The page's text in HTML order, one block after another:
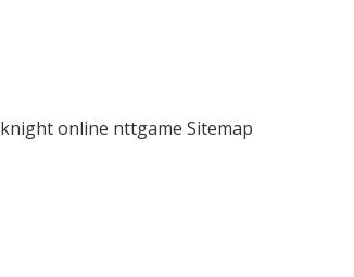
knight online nttgame Sitemap